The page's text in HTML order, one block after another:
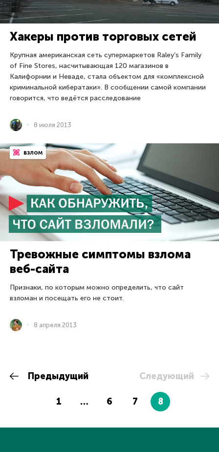
Хакеры против торговых сетей
Крупная американская сеть супермаркетов Raley’s Family
of Fine Stores, насчитывающая 120 магазинов в
Калифорнии и Неваде, стала объектом для «комплексной
криминальной кибератаки». В сообщении самой компании
говорится, что ведётся расследование
8 июля 2013
взлом
Тревожные симптомы взлома
веб-сайта
Признаки, по которым можно определить, что сайт
взломан и посещать его не стоит.
8 апреля 2013
Предыдущий
1 … 6 7 8
Следующий